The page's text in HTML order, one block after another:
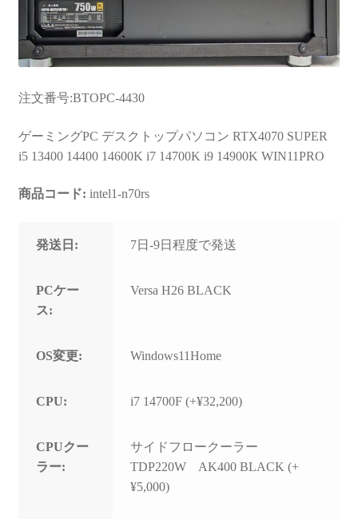
注文番号:BTOPC-4430
ゲーミングPC デスクトップパソコン RTX4070 SUPER
i5 13400 14400 14600K i7 14700K i9 14900K WIN11PRO
商品コード: intel1-n70rs
発送日: 7日-9日程度で発送
PCケー
ス:
Versa H26 BLACK
OS変更: Windows11Home
CPU: i7 14700F (+¥32,200)
CPUクー
ラー:
サイドフロークーラー
TDP220W AK400 BLACK (+
¥5,000)